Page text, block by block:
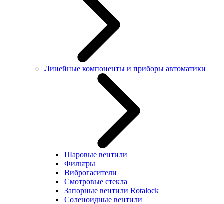
Линейные компоненты и приборы автоматики
Шаровые вентили
Фильтры
Виброгасители
Смотровые стекла
Запорные вентили Rotalock
Соленоидные вентили